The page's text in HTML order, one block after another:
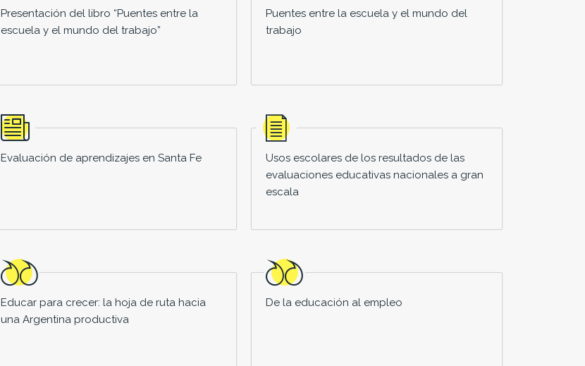
Presentación del libro “Puentes entre la
escuela y el mundo del trabajo”
Puentes entre la escuela y el mundo del
trabajo
Evaluación de aprendizajes en Santa Fe
Usos escolares de los resultados de las
evaluaciones educativas nacionales a gran
escala
Educar para crecer: la hoja de ruta hacia
una Argentina productiva
De la educación al empleo